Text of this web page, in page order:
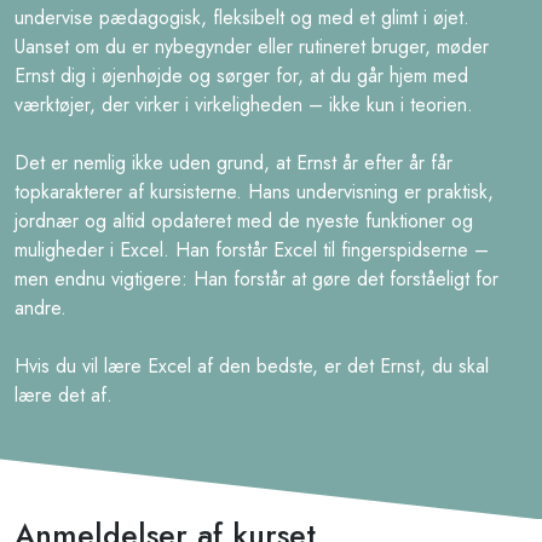
Sådan gør du modellen mere læsevenlig med rammer og
streger
arbejde og give et godt overblik
Hvad er Pivottabeller, og hvordan kan de bruges?
Hvordan oprettes og bruges et felt i en Pivottabel
Sådan analyserer og opdaterer du dine data ved hjælp af
Pivottabeller
Sådan bruger du Excels grafiske værktøjer
præsentationer og møder
Lær at benytte Excels grafik- og tegneobjekter til at
illustrere og fremhæve data og pointer
undervise pædagogisk, fleksibelt og med et glimt i øjet.
Uanset om du er nybegynder eller rutineret bruger, møder
Ernst dig i øjenhøjde og sørger for, at du går hjem med
værktøjer, der virker i virkeligheden – ikke kun i teorien.
Det er nemlig ikke uden grund, at Ernst år efter år får
topkarakterer af kursisterne. Hans undervisning er praktisk,
jordnær og altid opdateret med de nyeste funktioner og
muligheder i Excel. Han forstår Excel til fingerspidserne –
men endnu vigtigere: Han forstår at gøre det forståeligt for
andre.
Hvis du vil lære Excel af den bedste, er det Ernst, du skal
lære det af.